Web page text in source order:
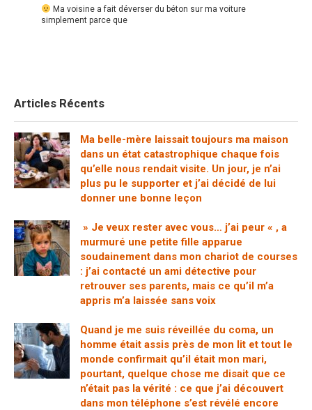
Ma voisine a fait déverser du béton sur ma voiture
simplement parce que
Articles Récents
Ma belle-mère laissait toujours ma maison
dans un état catastrophique chaque fois
qu’elle nous rendait visite. Un jour, je n’ai
plus pu le supporter et j’ai décidé de lui
donner une bonne leçon
» Je veux rester avec vous… j’ai peur « , a
murmuré une petite fille apparue
soudainement dans mon chariot de courses
: j’ai contacté un ami détective pour
retrouver ses parents, mais ce qu’il m’a
appris m’a laissée sans voix
Quand je me suis réveillée du coma, un
homme était assis près de mon lit et tout le
monde confirmait qu’il était mon mari,
pourtant, quelque chose me disait que ce
n’était pas la vérité : ce que j’ai découvert
dans mon téléphone s’est révélé encore